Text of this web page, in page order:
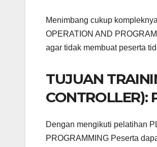
Menimbang cukup
OPERATION AND
agar tidak membuat peserta
TUJUAN
CONTROLLER):
Dengan mengikuti pelatihan
PROGRAMMING Peserta